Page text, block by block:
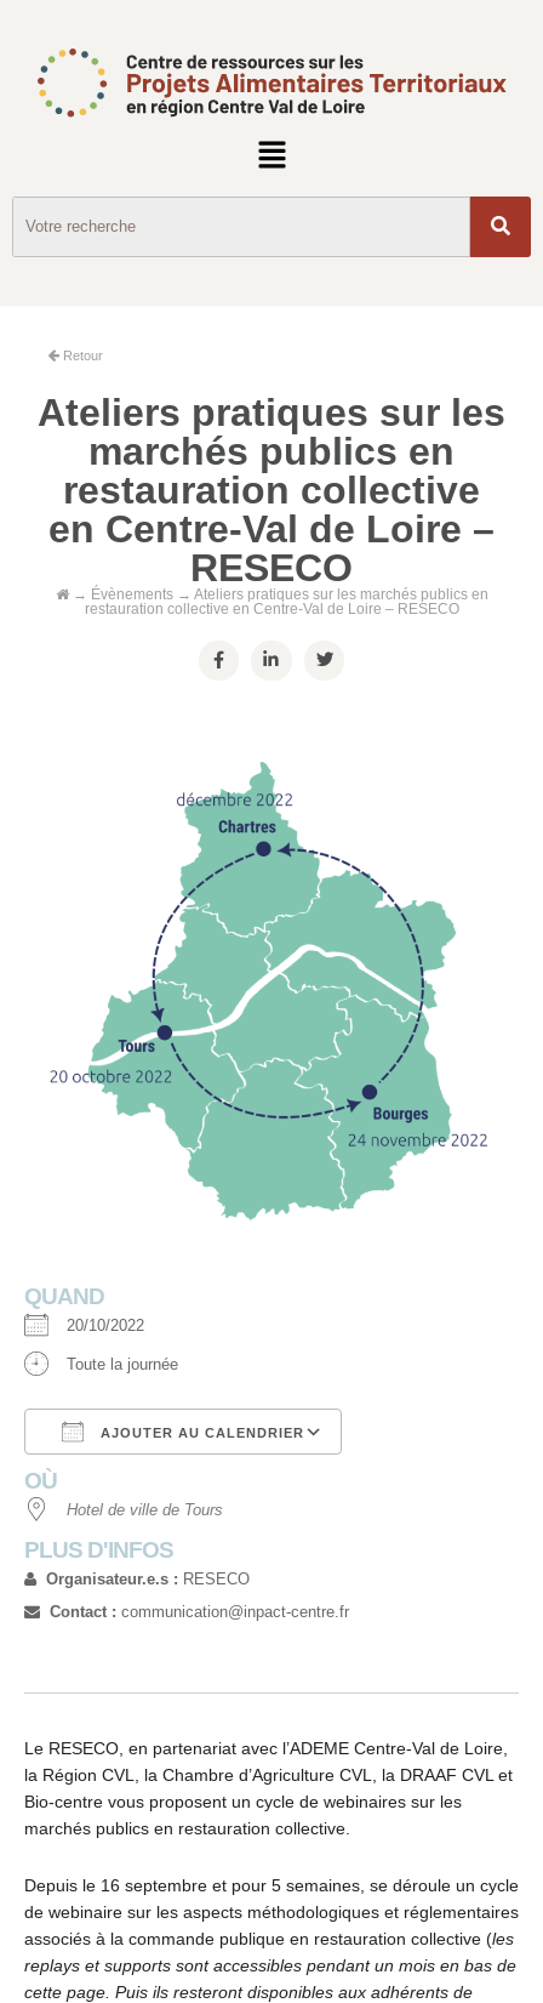
Retour
Ateliers pratiques sur les
marchés publics en
restauration collective
en Centre-Val de Loire –
RESECO
→ Évènements→ Ateliers pratiques sur les marchés publics en
restauration collective en Centre-Val de Loire – RESECO
QUAND
20/10/2022
Toute la journée
AJOUTER AU CALENDRIER
OÙ
Hotel de ville de Tours
PLUS D'INFOS
Organisateur.e.s : RESECO
Contact : communication@inpact-centre.fr
Le RESECO, en partenariat avec l’ADEME Centre-Val de Loire,
la Région CVL, la Chambre d’Agriculture CVL, la DRAAF CVL et
Bio-centre vous proposent un cycle de webinaires sur les
marchés publics en restauration collective.
Depuis le 16 septembre et pour 5 semaines, se déroule un cycle
de webinaire sur les aspects méthodologiques et réglementaires
associés à la commande publique en restauration collective (les
replays et supports sont accessibles pendant un mois en bas de
cette page. Puis ils resteront disponibles aux adhérents de